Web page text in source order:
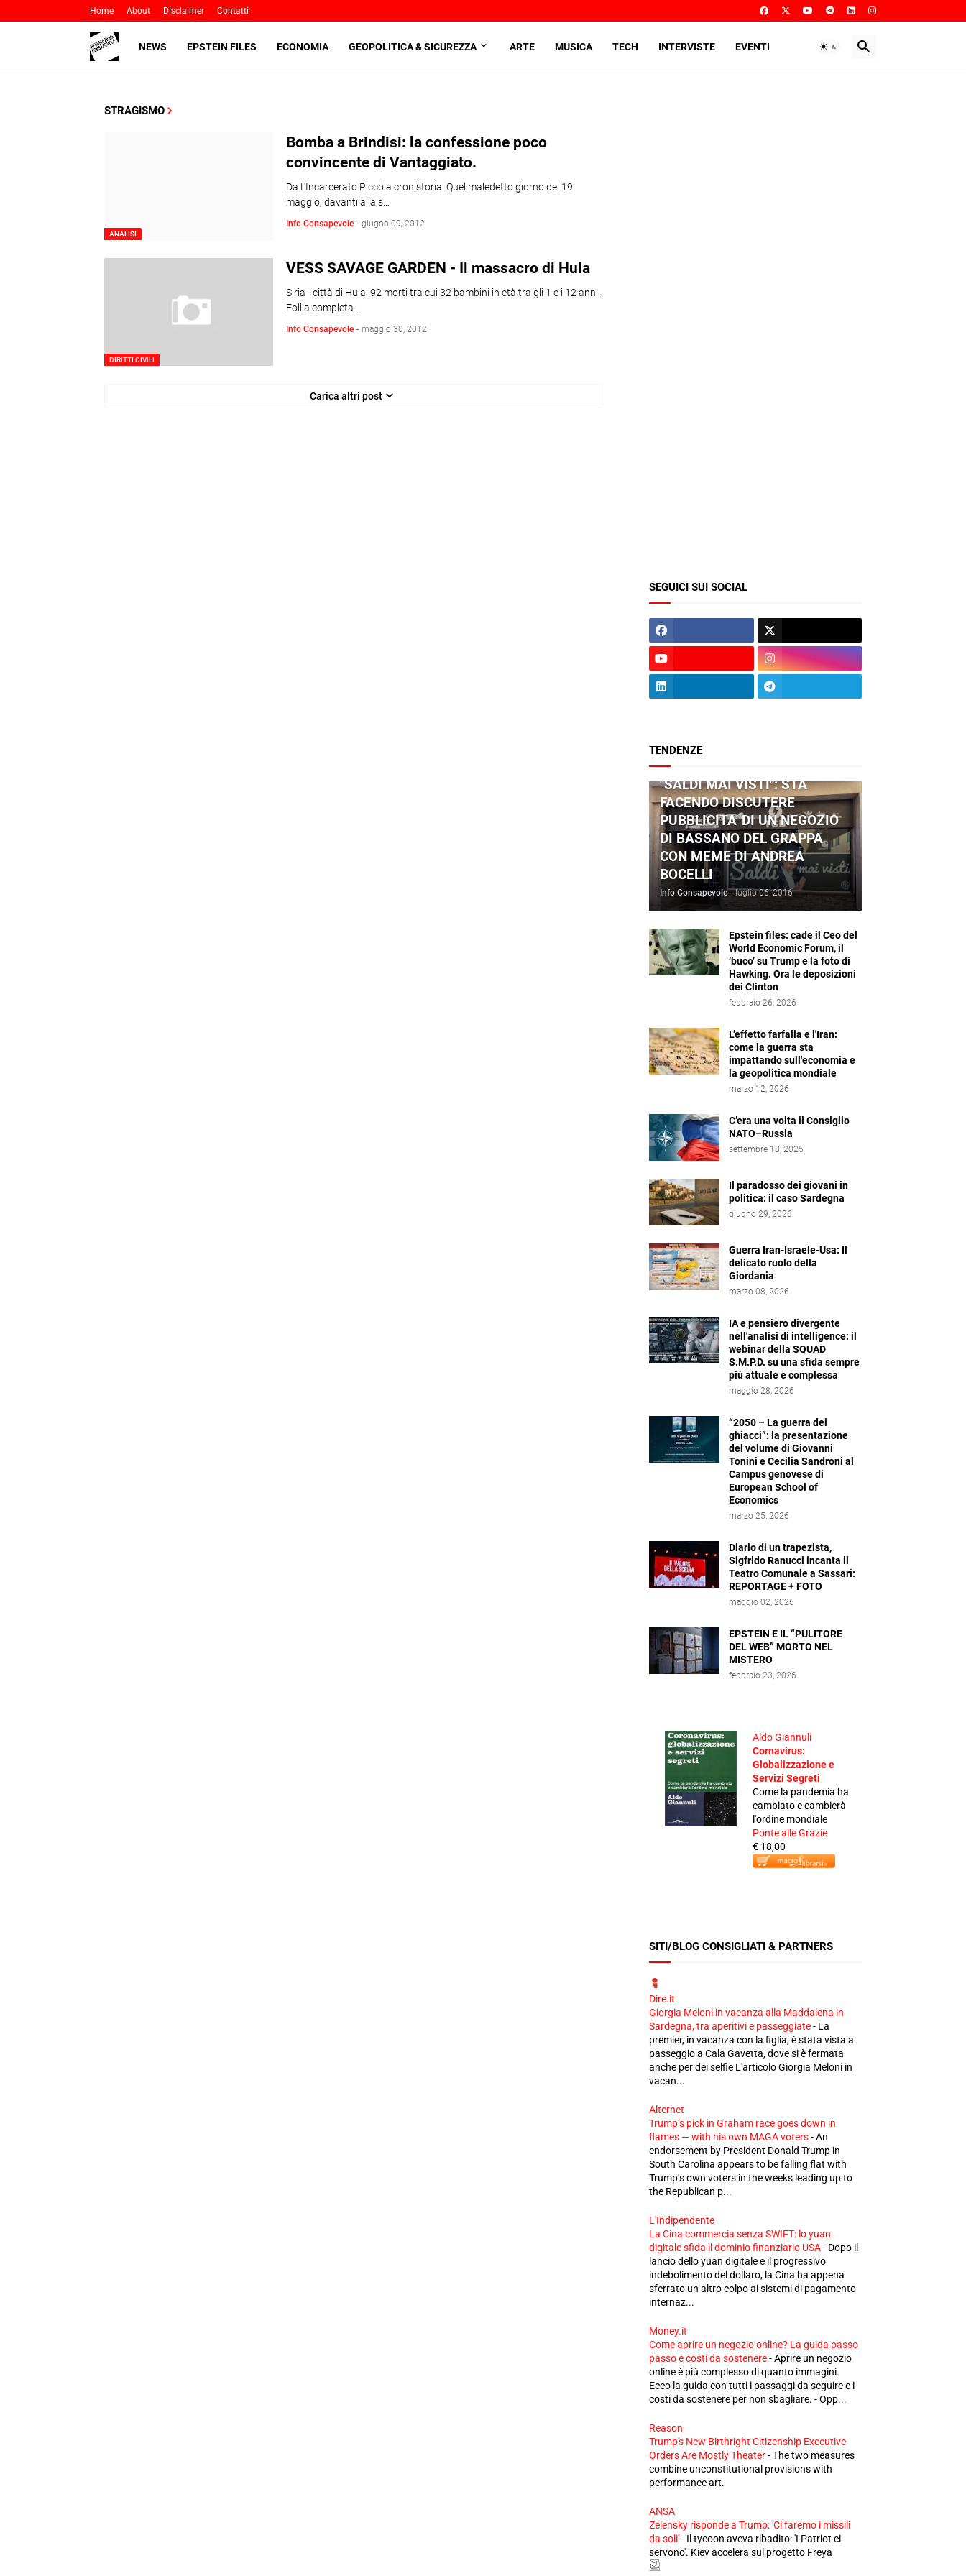
Home About Disclaimer Contatti
NEWS EPSTEIN FILES ECONOMIA GEOPOLITICA & SICUREZZA ARTE MUSICA TECH INTERVISTE EVENTI
STRAGISMO
ANALISI
Bomba a Brindisi: la confessione poco
convincente di Vantaggiato.
Da L'Incarcerato Piccola cronistoria. Quel maledetto giorno del 19
maggio, davanti alla s…
Info Consapevole - giugno 09, 2012
DIRITTI CIVILI
VESS SAVAGE GARDEN - Il massacro di Hula
Siria - città di Hula: 92 morti tra cui 32 bambini in età tra gli 1 e i 12 anni.
Follia completa…
Info Consapevole - maggio 30, 2012
Carica altri post
SEGUICI SUI SOCIAL
TENDENZE
"SALDI MAI VISTI": STA
FACENDO DISCUTERE
PUBBLICITA' DI UN NEGOZIO
DI BASSANO DEL GRAPPA
CON MEME DI ANDREA
BOCELLI
Info Consapevole - luglio 06, 2016
Epstein files: cade il Ceo del
World Economic Forum, il
‘buco’ su Trump e la foto di
Hawking. Ora le deposizioni
dei Clinton
febbraio 26, 2026
L’effetto farfalla e l'Iran:
come la guerra sta
impattando sull'economia e
la geopolitica mondiale
marzo 12, 2026
C’era una volta il Consiglio
NATO–Russia
settembre 18, 2025
Il paradosso dei giovani in
politica: il caso Sardegna
giugno 29, 2026
Guerra Iran-Israele-Usa: Il
delicato ruolo della
Giordania
marzo 08, 2026
IA e pensiero divergente
nell'analisi di intelligence: il
webinar della SQUAD
S.M.P.D. su una sfida sempre
più attuale e complessa
maggio 28, 2026
“2050 – La guerra dei
ghiacci”: la presentazione
del volume di Giovanni
Tonini e Cecilia Sandroni al
Campus genovese di
European School of
Economics
marzo 25, 2026
Diario di un trapezista,
Sigfrido Ranucci incanta il
Teatro Comunale a Sassari:
REPORTAGE + FOTO
maggio 02, 2026
EPSTEIN E IL “PULITORE
DEL WEB” MORTO NEL
MISTERO
febbraio 23, 2026
Aldo Giannuli
Cornavirus:
Globalizzazione e
Servizi Segreti
Come la pandemia ha
cambiato e cambierà
l'ordine mondiale
Ponte alle Grazie
€ 18,00
SITI/BLOG CONSIGLIATI & PARTNERS
Dire.it
Giorgia Meloni in vacanza alla Maddalena in
Sardegna, tra aperitivi e passeggiate- La
premier, in vacanza con la figlia, è stata vista a
passeggio a Cala Gavetta, dove si è fermata
anche per dei selfie L'articolo Giorgia Meloni in
vacan...
Alternet
Trump’s pick in Graham race goes down in
flames — with his own MAGA voters-An
endorsement by President Donald Trump in
South Carolina appears to be falling flat with
Trump’s own voters in the weeks leading up to
the Republican p...
L'Indipendente
La Cina commercia senza SWIFT: lo yuan
digitale sfida il dominio finanziario USA- Dopo il
lancio dello yuan digitale e il progressivo
indebolimento del dollaro, la Cina ha appena
sferrato un altro colpo ai sistemi di pagamento
internaz...
Money.it
Come aprire un negozio online? La guida passo
passo e costi da sostenere-Aprire un negozio
online è più complesso di quanto immagini.
Ecco la guida con tutti i passaggi da seguire e i
costi da sostenere per non sbagliare. - Opp...
Reason
Trump's New Birthright Citizenship Executive
Orders Are Mostly Theater-The two measures
combine unconstitutional provisions with
performance art.
ANSA
Zelensky risponde a Trump: 'Ci faremo i missili
da soli'- Il tycoon aveva ribadito: 'I Patriot ci
servono'. Kiev accelera sul progetto Freya